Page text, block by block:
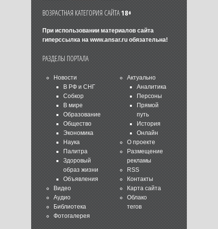
ВОЗРАСТНАЯ КАТЕГОРИЯ САЙТА18+
При использовании материалов сайта
гиперссылка на www.ansar.ruобязательна!
РАЗДЕЛЫ ПОРТАЛА
Новости
В РФ и СНГ
Собкор
В мире
Образование
Общество
Экономика
Наука
Палитра
Здоровый
образ жизни
Объявления
Видео
Аудио
Библиотека
Фотогалерея
Актуально
Аналитика
Персоны
Прямой
путь
История
Онлайн
О проекте
Размещение
рекламы
RSS
Контакты
Карта сайта
Облако
тегов